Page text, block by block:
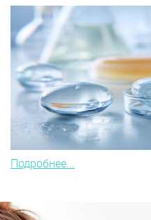
Подробнее...